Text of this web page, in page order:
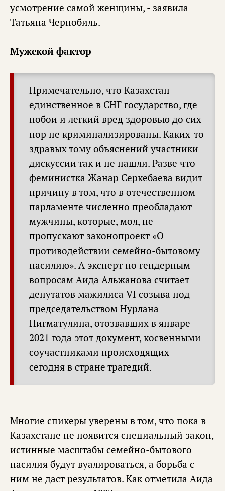
усмотрение самой женщины, - заявила
Татьяна Чернобиль.
Мужской фактор
Примечательно, что Казахстан –
единственное в СНГ государство, где
побои и легкий вред здоровью до сих
пор не криминализированы. Каких-то
здравых тому объяснений участники
дискуссии так и не нашли. Разве что
феминистка Жанар Серкебаева видит
причину в том, что в отечественном
парламенте численно преобладают
мужчины, которые, мол, не
пропускают законопроект «О
противодействии семейно-бытовому
насилию». А эксперт по гендерным
вопросам Аида Альжанова считает
депутатов мажилиса VI созыва под
председательством Нурлана
Нигматулина, отозвавших в январе
2021 года этот документ, косвенными
соучастниками происходящих
сегодня в стране трагедий.
Многие спикеры уверены в том, что пока в
Казахстане не появится специальный закон,
истинные масштабы семейно-бытового
насилия будут вуалироваться, а борьба с
ним не даст результатов. Как отметила Аида